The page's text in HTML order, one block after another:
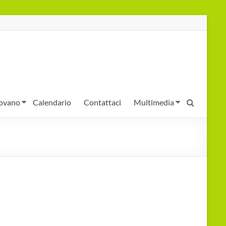
Calendario Contattaci Multimedia